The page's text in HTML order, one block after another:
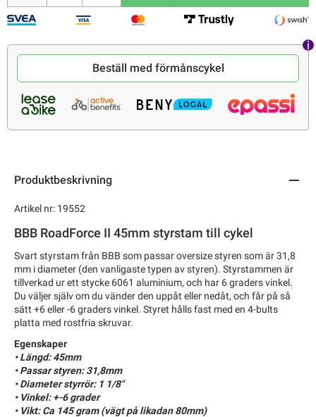
Beställ med förmånscykel
Produktbeskrivning
Artikel nr: 19552
BBB RoadForce II 45mm styrstam till cykel
Svart styrstam från BBB som passar oversize styren som är 31,8
mm i diameter (den vanligaste typen av styren). Styrstammen är
tillverkad ur ett stycke 6061 aluminium, och har 6 graders vinkel.
Du väljer själv om du vänder den uppåt eller nedåt, och får på så
sätt +6 eller -6 graders vinkel. Styret hålls fast med en 4-bults
platta med rostfria skruvar.
Egenskaper
• Längd: 45mm
• Passar styren: 31,8mm
• Diameter styrrör: 1 1/8"
• Vinkel: +-6 grader
• Vikt: Ca 145 gram (vägt på likadan 80mm)